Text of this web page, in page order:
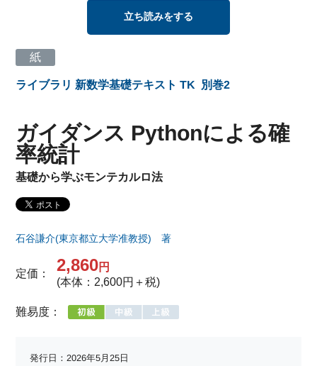
立ち読みをする
紙
ライブラリ 新数学基礎テキスト TK 別巻2
ガイダンス Pythonによる確
率統計
基礎から学ぶモンテカルロ法
石谷謙介(東京都立大学准教授) 著
定価： 2,860円
(本体：2,600円＋税)
難易度：
発行日：2026年5月25日